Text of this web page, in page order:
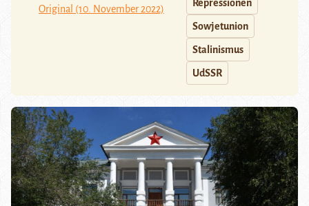
Original (10. November 2022)
Repressionen
Sowjetunion
Stalinismus
UdSSR